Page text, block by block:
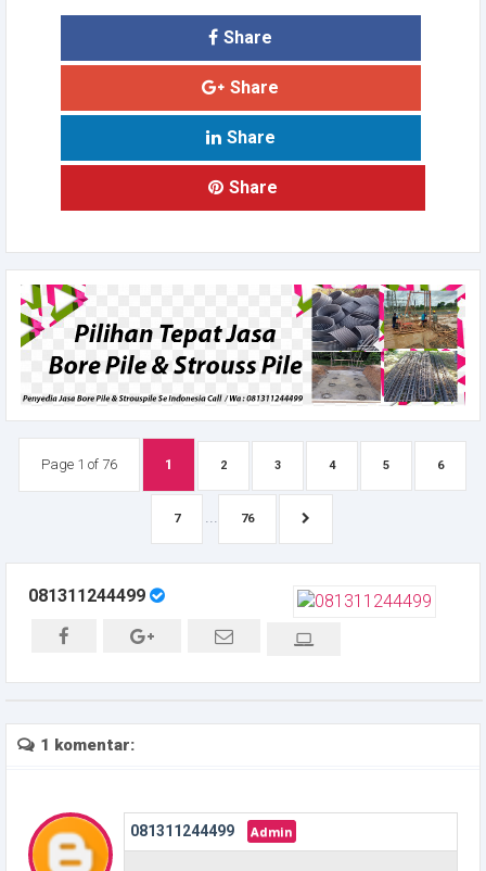
Share
Share
Share
Share
Page 1 of 76 1 2 3 4 5 6
7 76
081311244499
1 komentar:
081311244499